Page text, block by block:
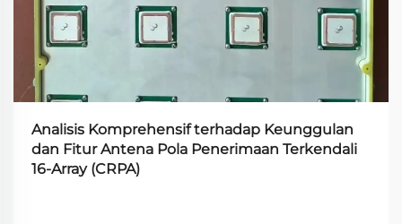
Analisis Komprehensif terhadap Keunggulan
dan Fitur Antena Pola Penerimaan Terkendali
16-Array (CRPA)